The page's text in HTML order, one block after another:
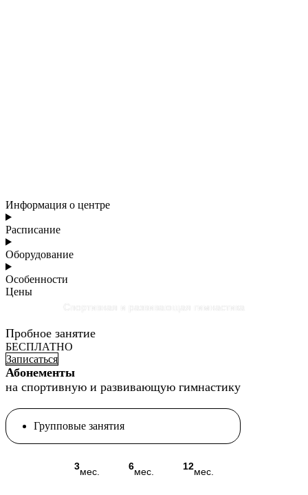
Информация о центре
Расписание
Оборудование
Особенности
Цены
Спортивная и развивающая гимнастика
Пробное занятие
БЕСПЛАТНО
Записаться
Абонементы
на спортивную и развивающую гимнастику
Групповые занятия
3мес. 6мес. 12мес.